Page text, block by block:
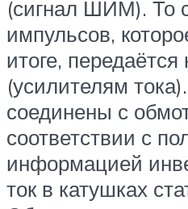
(сигнал ШИМ). То
импульсов,
итоге,
(усилителям
соединены с
соответствии с
информацией
ток в катушках